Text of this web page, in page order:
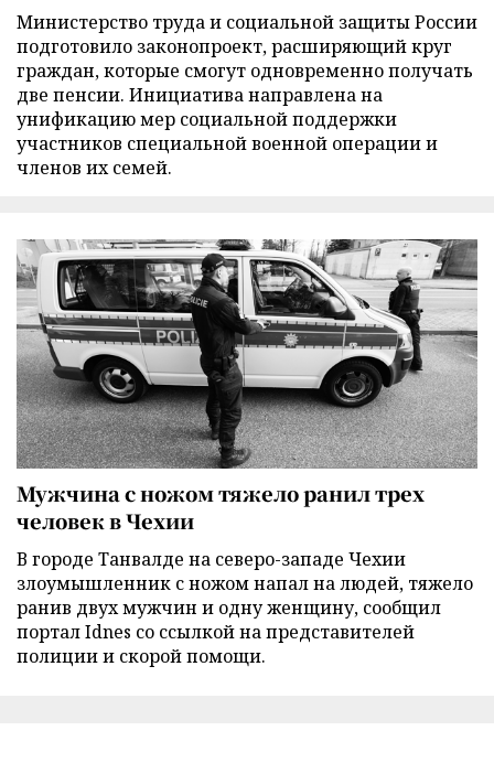
Министерство труда и социальной защиты России
подготовило законопроект, расширяющий круг
граждан, которые смогут одновременно получать
две пенсии. Инициатива направлена на
унификацию мер социальной поддержки
участников специальной военной операции и
членов их семей.
Мужчина с ножом тяжело ранил трех
человек в Чехии
В городе Танвалде на северо-западе Чехии
злоумышленник с ножом напал на людей, тяжело
ранив двух мужчин и одну женщину, сообщил
портал Idnes со ссылкой на представителей
полиции и скорой помощи.